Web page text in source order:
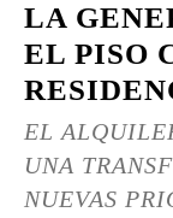
LA
EL PISO
EL
UNA
NUEVAS